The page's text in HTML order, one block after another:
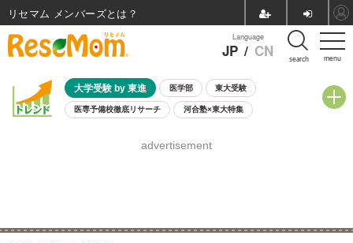
menu
Language
JP / CN search
大学受験 by 東進 医学部 東大受験
医専予備校徹底リサーチ 河合塾×東大特集
8月開催学校説明会・相談会
advertisement
リセマム メンバーズ